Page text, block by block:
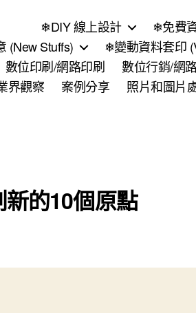
❄DIY 線上設計
❄免費
(New Stuffs)
❄變動資料套印
數位印刷/網路印刷 數位行銷/網
界觀察 案例分享 照片和圖片
新的10個原點